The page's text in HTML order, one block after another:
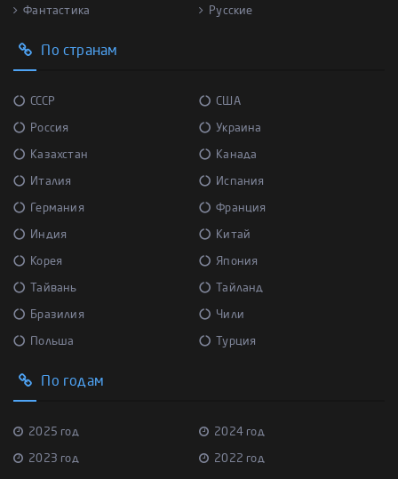
Фантастика Русские
По странам
СССР США
Россия Украина
Казахстан Канада
Италия Испания
Германия Франция
Индия Китай
Корея Япония
Тайвань Тайланд
Бразилия Чили
Польша Турция
По годам
2025 год 2024 год
2023 год 2022 год